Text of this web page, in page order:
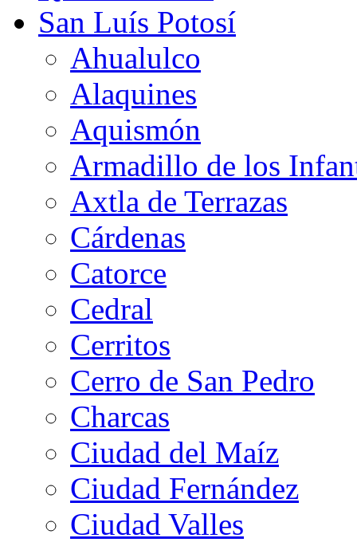
San Luís Potosí
Ahualulco
Alaquines
Aquismón
Armadillo de los
Axtla de Terrazas
Cárdenas
Catorce
Cedral
Cerritos
Cerro de San Pedro
Charcas
Ciudad del Maíz
Ciudad Fernández
Ciudad Valles